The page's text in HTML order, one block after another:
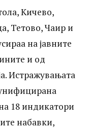
Кичево,
Тетово, Чаир и
на јавните
и од
Истражувањата
18 индикатори
набавки,